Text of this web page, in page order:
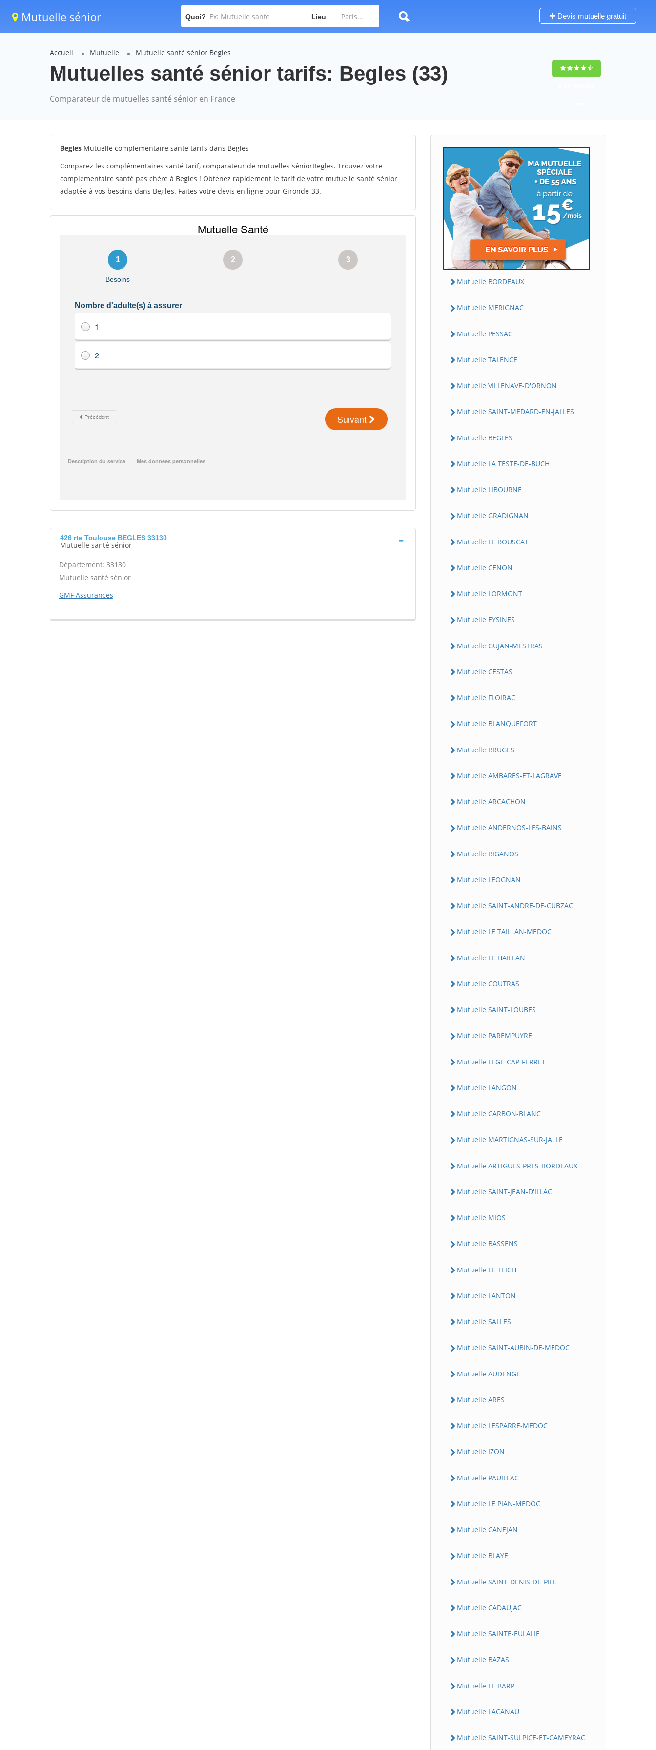
Mutuelle sénior Quoi? Lieu Devis mutuelle gratuit
Accueil Mutuelle Mutuelle santé sénior Begles
Mutuelles santé sénior tarifs: Begles (33)
Comparateur de mutuelles santé sénior en France
Begles Mutuelle complémentaire santé tarifs dans Begles
Comparez les complémentaires santé tarif, comparateur de mutuelles séniorBegles. Trouvez votre
complémentaire santé pas chère à Begles ! Obtenez rapidement le tarif de votre mutuelle santé sénior
adaptée à vos besoins dans Begles. Faites votre devis en ligne pour Gironde-33.
426 rte Toulouse BEGLES 33130
Mutuelle santé sénior
Département: 33130
Mutuelle santé sénior
GMF Assurances
Mutuelle BORDEAUX
Mutuelle MERIGNAC
Mutuelle PESSAC
Mutuelle TALENCE
Mutuelle VILLENAVE-D'ORNON
Mutuelle SAINT-MEDARD-EN-JALLES
Mutuelle BEGLES
Mutuelle LA TESTE-DE-BUCH
Mutuelle LIBOURNE
Mutuelle GRADIGNAN
Mutuelle LE BOUSCAT
Mutuelle CENON
Mutuelle LORMONT
Mutuelle EYSINES
Mutuelle GUJAN-MESTRAS
Mutuelle CESTAS
Mutuelle FLOIRAC
Mutuelle BLANQUEFORT
Mutuelle BRUGES
Mutuelle AMBARES-ET-LAGRAVE
Mutuelle ARCACHON
Mutuelle ANDERNOS-LES-BAINS
Mutuelle BIGANOS
Mutuelle LEOGNAN
Mutuelle SAINT-ANDRE-DE-CUBZAC
Mutuelle LE TAILLAN-MEDOC
Mutuelle LE HAILLAN
Mutuelle COUTRAS
Mutuelle SAINT-LOUBES
Mutuelle PAREMPUYRE
Mutuelle LEGE-CAP-FERRET
Mutuelle LANGON
Mutuelle CARBON-BLANC
Mutuelle MARTIGNAS-SUR-JALLE
Mutuelle ARTIGUES-PRES-BORDEAUX
Mutuelle SAINT-JEAN-D'ILLAC
Mutuelle MIOS
Mutuelle BASSENS
Mutuelle LE TEICH
Mutuelle LANTON
Mutuelle SALLES
Mutuelle SAINT-AUBIN-DE-MEDOC
Mutuelle AUDENGE
Mutuelle ARES
Mutuelle LESPARRE-MEDOC
Mutuelle IZON
Mutuelle PAUILLAC
Mutuelle LE PIAN-MEDOC
Mutuelle CANEJAN
Mutuelle BLAYE
Mutuelle SAINT-DENIS-DE-PILE
Mutuelle CADAUJAC
Mutuelle SAINTE-EULALIE
Mutuelle BAZAS
Mutuelle LE BARP
Mutuelle LACANAU
Mutuelle SAINT-SULPICE-ET-CAMEYRAC